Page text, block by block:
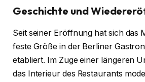
Geschichte und
Seit seiner Eröffnung hat sich das
feste Größe in der Berliner
etabliert. Im Zuge einer längeren
das Interieur des Restaurants